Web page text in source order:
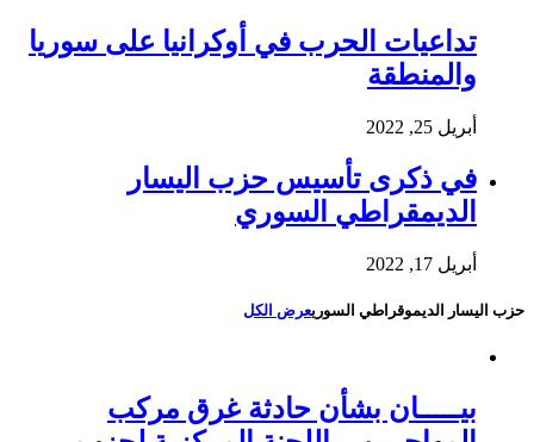
تداعيات الحرب في أوكرانيا على سوريا
والمنطقة
أبريل 25, 2022
في ذكرى تأسيس حزب اليسار
الديمقراطي السوري
أبريل 17, 2022
حزب اليسار الديموقراطي السوريعرض الكل
بيـــــان بشأن حادثة غرق مركب